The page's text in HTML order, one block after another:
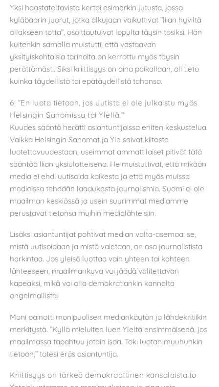
Yksi haastateltavista kertoi esimerkin jutusta, jossa
kyläbaarin juorut, jotka alkujaan vaikuttivat ”liian hyviltä
ollakseen totta”, osoittautuivat lopulta täysin tosiksi. Hän
kuitenkin samalla muistutti, että vastaavan
yksityiskohtaisia tarinoita on kerrottu myös täysin
perättömästi. Siksi kriittisyys on aina paikallaan, oli tieto
kuinka täydellistä tai epätäydellistä tahansa.
6: ”En luota tietoon, jos uutista ei ole julkaistu myös
Helsingin Sanomissa tai Ylellä.”
Kuudes sääntö herätti asiantuntijoissa eniten keskustelua.
Vaikka Helsingin Sanomat ja Yle saivat kiitosta
luotettavuudestaan, useimmat ammattilaiset pitivät tätä
sääntöä liian yksiulotteisena. He muistuttivat, että mikään
media ei ehdi uutisoida kaikesta ja että myös muissa
medioissa tehdään laadukasta journalismia. Suomi ei ole
maailman keskiössä ja usein suurimmat mediamme
perustavat tietonsa muihin medialähteisiin.
Lisäksi asiantuntijat pohtivat median valta-asemaa: se,
mistä uutisoidaan ja mistä vaietaan, on osa journalistista
harkintaa. Jos yleisö luottaa vain yhteen tai kahteen
lähteeseen, maailmankuva voi jäädä valitettavan
kapeaksi, mikä voi olla demokratiankin kannalta
ongelmallista.
Moni painotti monipuolisen mediankäytön ja lähdekritiikin
merkitystä. ”Kyllä mieluiten luen Yleltä ensimmäisenä, jos
maailmassa tapahtuu jotain isoa. Toki luotan muuhunkin
tietoon,” totesi eräs asiantuntija.
Kriittisyys on tärkeä demokraattinen kansalaistaito